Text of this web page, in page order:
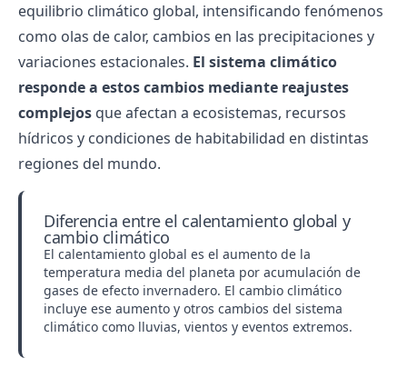
equilibrio climático global, intensificando fenómenos
como olas de calor, cambios en las precipitaciones y
variaciones estacionales. El sistema climático
responde a estos cambios mediante reajustes
complejos que afectan a ecosistemas, recursos
hídricos y condiciones de habitabilidad en distintas
regiones del mundo.
Diferencia entre el calentamiento global y
cambio climático
El calentamiento global es el aumento de la
temperatura media del planeta por acumulación de
gases de efecto invernadero. El cambio climático
incluye ese aumento y otros cambios del sistema
climático como lluvias, vientos y eventos extremos.